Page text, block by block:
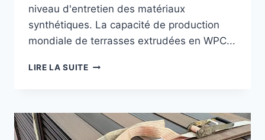
niveau d'entretien des matériaux
synthétiques. La capacité de production
mondiale de terrasses extrudées en WPC...
LIRE LA SUITETERRASSE
EXTRUDÉ
: